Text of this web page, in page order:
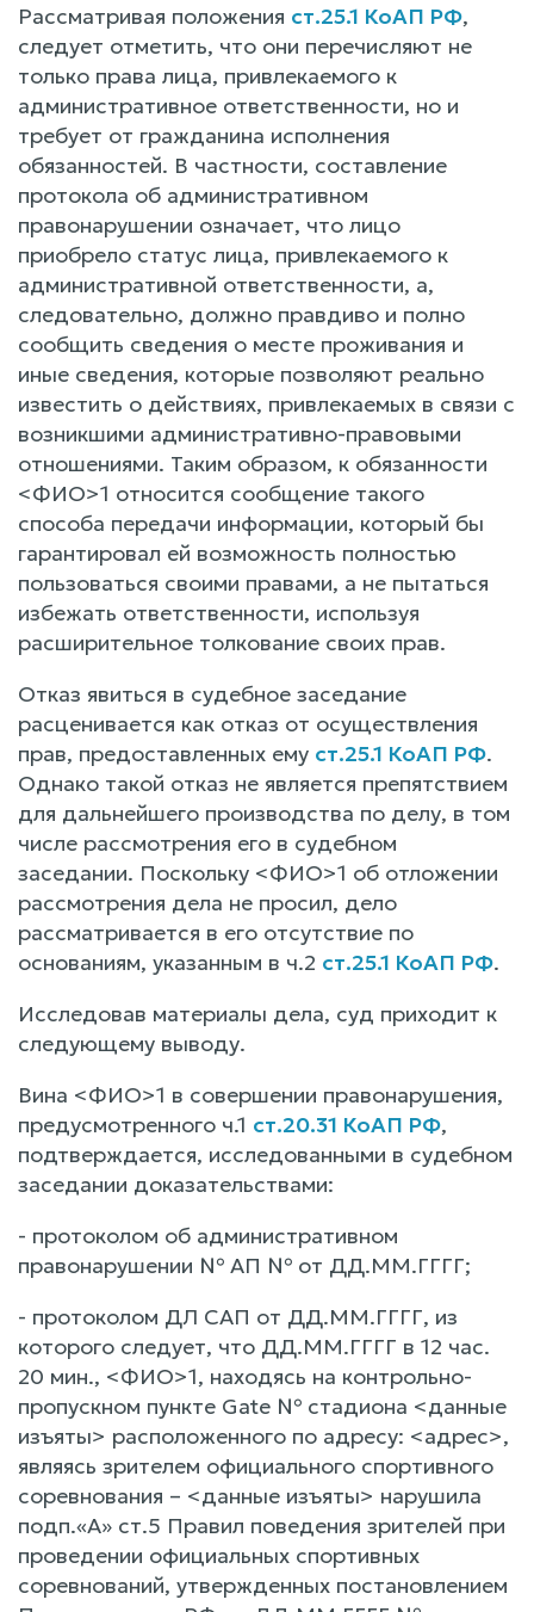
Рассматривая положения ст.25.1 КоАП РФ,
следует отметить, что они перечисляют не
только права лица, привлекаемого к
административное ответственности, но и
требует от гражданина исполнения
обязанностей. В частности, составление
протокола об административном
правонарушении означает, что лицо
приобрело статус лица, привлекаемого к
административной ответственности, а,
следовательно, должно правдиво и полно
сообщить сведения о месте проживания и
иные сведения, которые позволяют реально
известить о действиях, привлекаемых в связи с
возникшими административно-правовыми
отношениями. Таким образом, к обязанности
<ФИО>1 относится сообщение такого
способа передачи информации, который бы
гарантировал ей возможность полностью
пользоваться своими правами, а не пытаться
избежать ответственности, используя
расширительное толкование своих прав.
Отказ явиться в судебное заседание
расценивается как отказ от осуществления
прав, предоставленных ему ст.25.1 КоАП РФ.
Однако такой отказ не является препятствием
для дальнейшего производства по делу, в том
числе рассмотрения его в судебном
заседании. Поскольку <ФИО>1 об отложении
рассмотрения дела не просил, дело
рассматривается в его отсутствие по
основаниям, указанным в ч.2 ст.25.1 КоАП РФ.
Исследовав материалы дела, суд приходит к
следующему выводу.
Вина <ФИО>1 в совершении правонарушения,
предусмотренного ч.1 ст.20.31 КоАП РФ,
подтверждается, исследованными в судебном
заседании доказательствами:
- протоколом об административном
правонарушении № АП № от ДД.ММ.ГГГГ;
- протоколом ДЛ САП от ДД.ММ.ГГГГ, из
которого следует, что ДД.ММ.ГГГГ в 12 час.
20 мин., <ФИО>1, находясь на контрольно-
пропускном пункте Gate № стадиона <данные
изъяты> расположенного по адресу: <адрес>,
являясь зрителем официального спортивного
соревнования – <данные изъяты> нарушила
подп.«А» ст.5 Правил поведения зрителей при
проведении официальных спортивных
соревнований, утвержденных постановлением